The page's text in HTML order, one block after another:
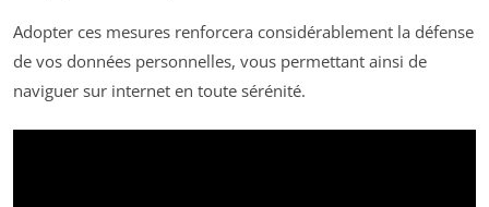
Adopter ces mesures renforcera considérablement la défense
de vos données personnelles, vous permettant ainsi de
naviguer sur internet en toute sérénité.